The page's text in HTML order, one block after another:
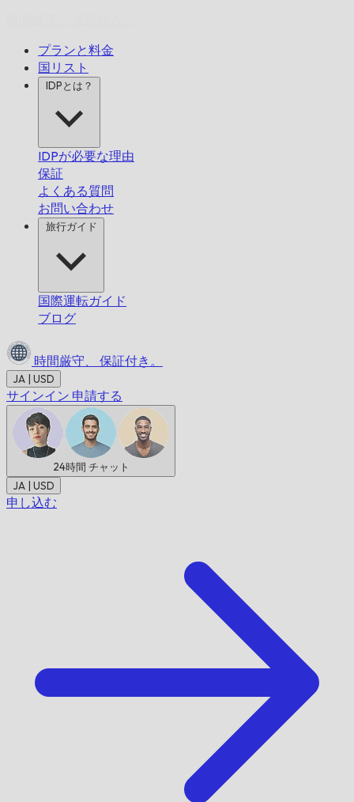
プランと料金
国リスト
IDPとは？
IDPが必要な理由
保証
よくある質問
お問い合わせ
旅行ガイド
国際運転ガイド
ブログ
時間厳守、 保証付き。
JA | USD
サインイン 申請する
24時間 チャット
JA | USD
申し込む